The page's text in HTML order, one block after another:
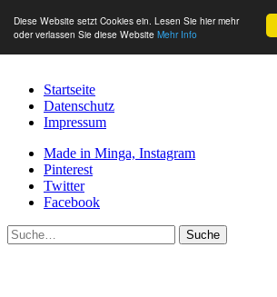
Diese Website setzt Cookies ein. Lesen Sie hier mehr
oder verlassen Sie diese Website Mehr Info
Startseite
Datenschutz
Impressum
Made in Minga, Instagram
Pinterest
Twitter
Facebook
Suche